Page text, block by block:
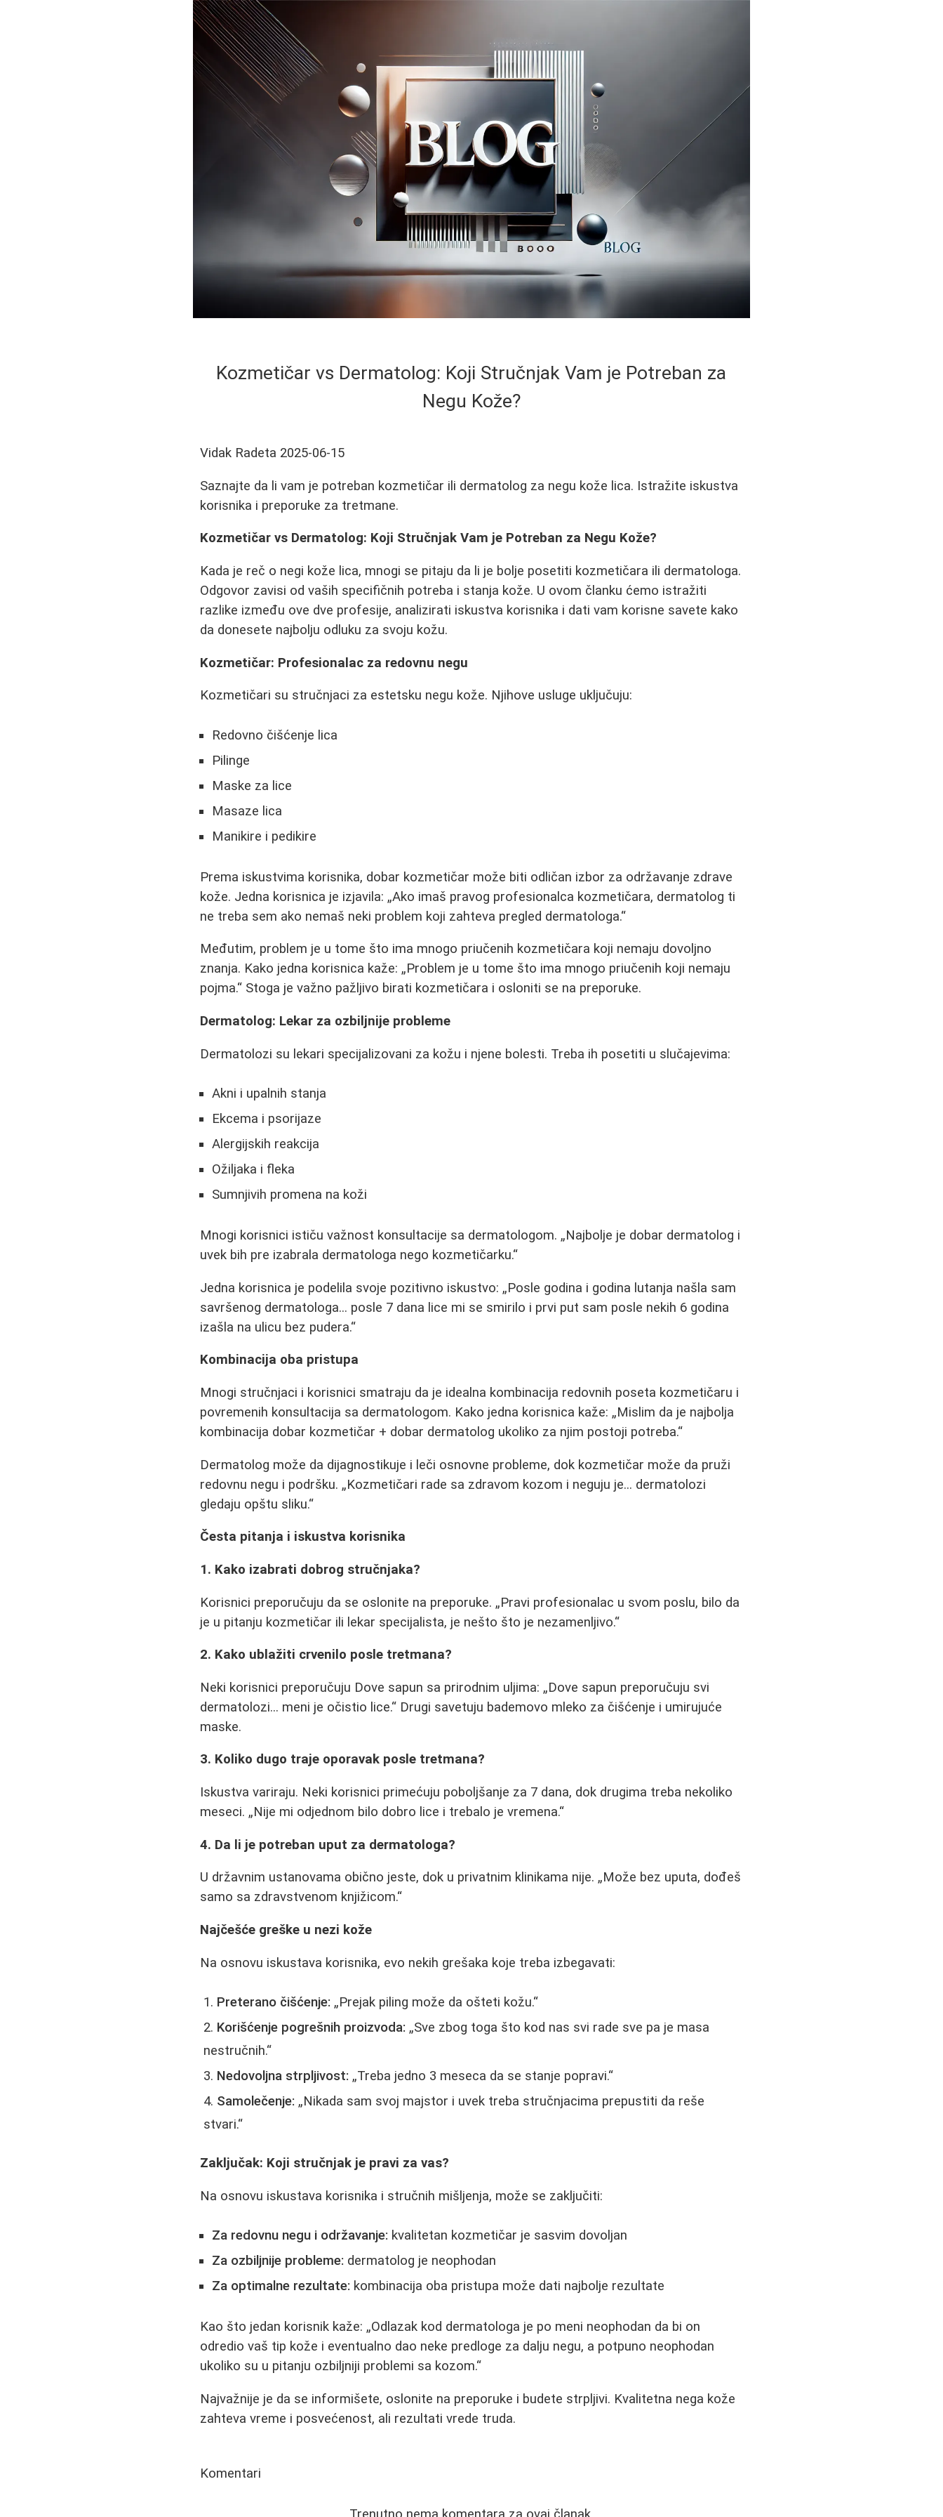
Kozmetičar vs Dermatolog: Koji Stručnjak Vam je Potreban za
Negu Kože?
Vidak Radeta 2025-06-15
Saznajte da li vam je potreban kozmetičar ili dermatolog za negu kože lica. Istražite iskustva
korisnika i preporuke za tretmane.
Kozmetičar vs Dermatolog: Koji Stručnjak Vam je Potreban za Negu Kože?
Kada je reč o negi kože lica, mnogi se pitaju da li je bolje posetiti kozmetičara ili dermatologa.
Odgovor zavisi od vaših specifičnih potreba i stanja kože. U ovom članku ćemo istražiti
razlike između ove dve profesije, analizirati iskustva korisnika i dati vam korisne savete kako
da donesete najbolju odluku za svoju kožu.
Kozmetičar: Profesionalac za redovnu negu
Kozmetičari su stručnjaci za estetsku negu kože. Njihove usluge uključuju:
Redovno čišćenje lica
Pilinge
Maske za lice
Masaze lica
Manikire i pedikire
Prema iskustvima korisnika, dobar kozmetičar može biti odličan izbor za održavanje zdrave
kože. Jedna korisnica je izjavila: Ako imaš pravog profesionalca kozmetičara, dermatolog ti
ne treba sem ako nemaš neki problem koji zahteva pregled dermatologa.
Međutim, problem je u tome što ima mnogo priučenih kozmetičara koji nemaju dovoljno
znanja. Kako jedna korisnica kaže:
Problem je u tome što ima mnogo priučenih koji nemaju
pojma. Stoga je važno pažljivo birati kozmetičara i osloniti se na preporuke.
Dermatolog: Lekar za ozbiljnije probleme
Dermatolozi su lekari specijalizovani za kožu i njene bolesti. Treba ih posetiti u slučajevima:
Akni i upalnih stanja
Ekcema i psorijaze
Alergijskih reakcija
Ožiljaka i fleka
Sumnjivih promena na koži
Mnogi korisnici ističu važnost konsultacije sa dermatologom.
Najbolje je dobar dermatolog i
uvek bih pre izabrala dermatologa nego kozmetičarku.
Jedna korisnica je podelila svoje pozitivno iskustvo:
Posle godina i godina lutanja našla sam
savršenog dermatologa... posle 7 dana lice mi se smirilo i prvi put sam posle nekih 6 godina
izašla na ulicu bez pudera.
Kombinacija oba pristupa
Mnogi stručnjaci i korisnici smatraju da je idealna kombinacija redovnih poseta kozmetičaru i
povremenih konsultacija sa dermatologom. Kako jedna korisnica kaže:
Mislim da je najbolja
kombinacija dobar kozmetičar + dobar dermatolog ukoliko za njim postoji potreba.
Dermatolog može da dijagnostikuje i leči osnovne probleme, dok kozmetičar može da pruži
redovnu negu i podršku.
Kozmetičari rade sa zdravom kozom i neguju je... dermatolozi
gledaju opštu sliku.
Česta pitanja i iskustva korisnika
1. Kako izabrati dobrog stručnjaka?
Korisnici preporučuju da se oslonite na preporuke.
Pravi profesionalac u svom poslu, bilo da
je u pitanju kozmetičar ili lekar specijalista, je nešto što je nezamenljivo.
2. Kako ublažiti crvenilo posle tretmana?
Neki korisnici preporučuju Dove sapun sa prirodnim uljima:
Dove sapun preporučuju svi
dermatolozi... meni je očistio lice.
Drugi savetuju bademovo mleko za čišćenje i umirujuće
maske.
3. Koliko dugo traje oporavak posle tretmana?
Iskustva variraju. Neki korisnici primećuju poboljšanje za 7 dana, dok drugima treba nekoliko
meseci.
Nije mi odjednom bilo dobro lice i trebalo je vremena.
4. Da li je potreban uput za dermatologa?
U državnim ustanovama obično jeste, dok u privatnim klinikama nije. Može bez uputa, dođeš
samo sa zdravstvenom knjižicom.
Najčešće greške u nezi kože
Na osnovu iskustava korisnika, evo nekih grešaka koje treba izbegavati:
Preterano čišćenje:
Prejak piling može da ošteti kožu.
Korišćenje pogrešnih proizvoda:
Sve zbog toga što kod nas svi rade sve pa je masa
nestručnih.
Nedovoljna strpljivost:
Treba jedno 3 meseca da se stanje popravi.
Samolečenje:
Nikada sam svoj majstor i uvek treba stručnjacima prepustiti da reše
stvari.
Zaključak: Koji stručnjak je pravi za vas?
Na osnovu iskustava korisnika i stručnih mišljenja, može se zaključiti:
Za redovnu negu i održavanje: kvalitetan kozmetičar je sasvim dovoljan
Za ozbiljnije probleme: dermatolog je neophodan
Za optimalne rezultate: kombinacija oba pristupa može dati najbolje rezultate
Kao što jedan korisnik kaže:
Odlazak kod dermatologa je po meni neophodan da bi on
odredio vaš tip kože i eventualno dao neke predloge za dalju negu, a potpuno neophodan
ukoliko su u pitanju ozbiljniji problemi sa kozom.
Najvažnije je da se informišete, oslonite na preporuke i budete strpljivi. Kvalitetna nega kože
zahteva vreme i posvećenost, ali rezultati vrede truda.
Komentari
Trenutno nema komentara za ovaj članak.